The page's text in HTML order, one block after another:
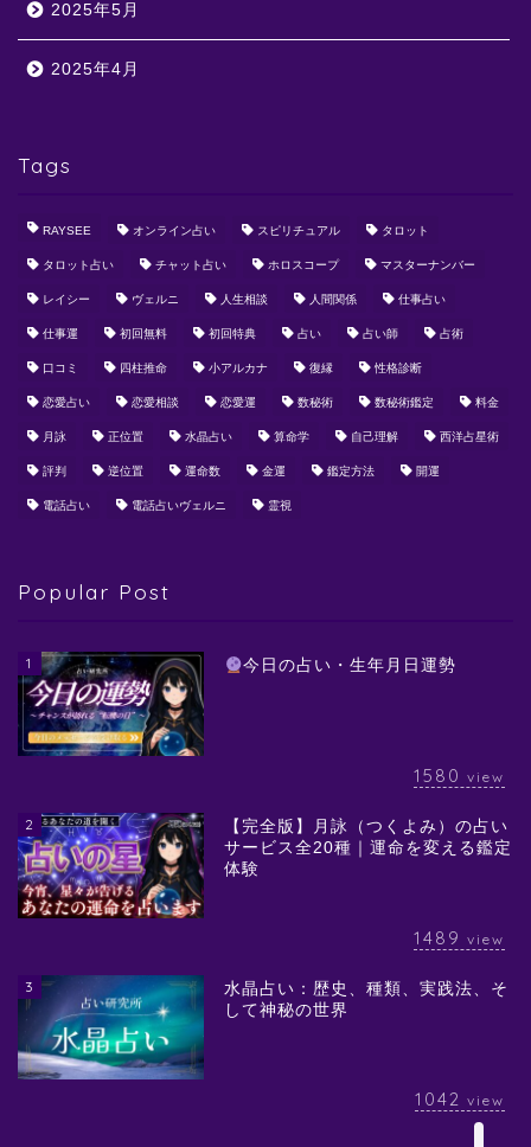
2025年5月
2025年4月
Tags
RAYSEE オンライン占い スピリチュアル タロット
タロット占い チャット占い ホロスコープ マスターナンバー
レイシー ヴェルニ 人生相談 人間関係 仕事占い
仕事運 初回無料 初回特典 占い 占い師 占術
口コミ 四柱推命 小アルカナ 復縁 性格診断
恋愛占い 恋愛相談 恋愛運 数秘術 数秘術鑑定 料金
月詠 正位置 水晶占い 算命学 自己理解 西洋占星術
評判 逆位置 運命数 金運 鑑定方法 開運
電話占い 電話占いヴェルニ 霊視
Popular Post
1 今日の占い・生年月日運勢
1580 view
2
【完全版】月詠（つくよみ）の占い
サービス全20種｜運命を変える鑑定
体験
1489 view
3
水晶占い：歴史、種類、実践法、そ
して神秘の世界
1042 view